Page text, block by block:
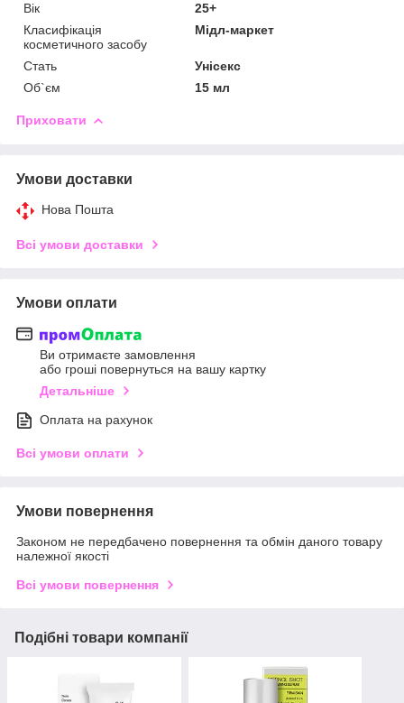
Вік
25+
Класифікація
косметичного засобу
Мідл-маркет
Стать
Унісекс
Об`єм
15 мл
Приховати
Умови доставки
Нова Пошта
Всі умови доставки
Умови оплати
Ви отримаєте замовлення
або гроші повернуться на вашу картку
Детальніше
Оплата на рахунок
Всі умови оплати
Умови повернення
Законом не передбачено повернення та обмін даного товару
належної якості
Всі умови повернення
Подібні товари компанії